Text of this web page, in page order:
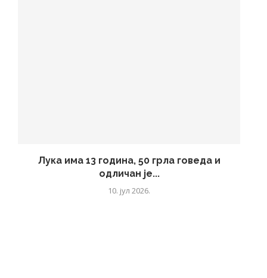
Лука има 13 година, 50 грла говеда и
одличан је...
10. јул 2026.